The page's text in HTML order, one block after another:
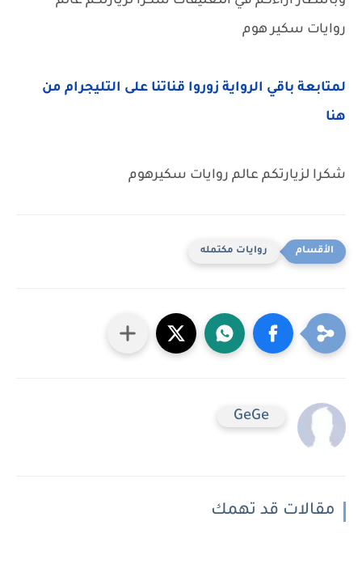
روايات سكير هوم
لمتابعة باقي الرواية زوروا قناتنا على التليجرام من
هنا
شكرا لزيارتكم عالم روايات سكيرهوم
روايات مكتمله
GeGe
مقالات قد تهمك